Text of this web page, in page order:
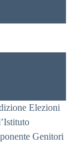
Elezioni
Genitori